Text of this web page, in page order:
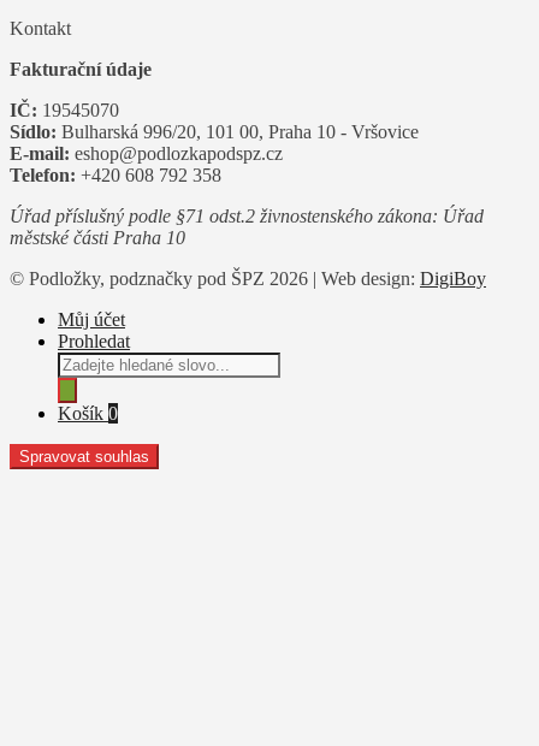
Kontakt
Fakturační údaje
IČ: 19545070
Sídlo: Bulharská 996/20, 101 00, Praha 10 - Vršovice
E-mail: eshop@podlozkapodspz.cz
Telefon: +420 608 792 358
Úřad příslušný podle §71 odst.2 živnostenského zákona: Úřad
městské části Praha 10
© Podložky, podznačky pod ŠPZ 2026 | Web design: DigiBoy
Můj účet
Prohledat
Products
search
Košík 0
Spravovat souhlas